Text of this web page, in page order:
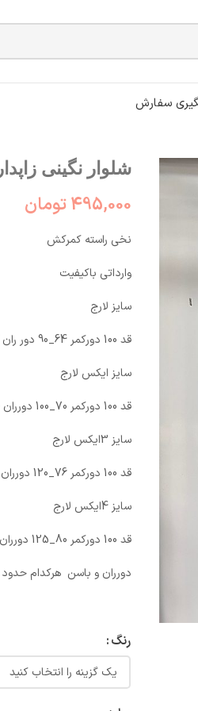
سفارش
شلوار نگینی زاپدار
495,000تومان
نخی راسته کمرکش
وارداتی باکیفیت
سایز لارج
قد 100 دورکمر 64_90 دور ران 54 دمپا 44 فاق30 دور باسن ۱۰۸
سایز ایکس لارج
قد 100 دورکمر 70_100 دورران 58 دمپا 46 فاق ۳۳ دور باسن ۱۱۶
سایز 3ایکس لارج
قد 100 دورکمر 76_120 دورران 62 دمپا 50 فاق ۳۳ دور باسن‌ ۱۲۴
سایز 4ایکس لارج
قد 100 دورکمر 80_125 دورران 78 دمپا 50 فاق ۳۴ دور باسن ۱۲۸
دورران و باسن هرکدام حدود 8سانت کشسانی دارد
رنگ